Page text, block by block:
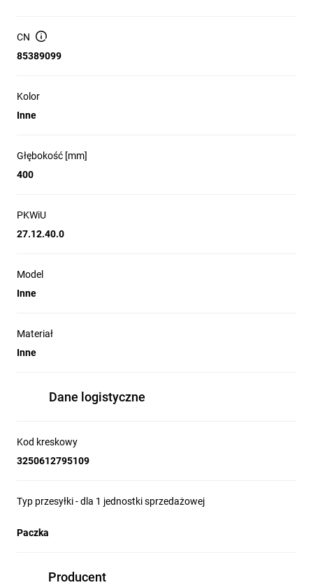
CN
85389099
Kolor
Inne
Głębokość [mm]
400
PKWiU
27.12.40.0
Model
Inne
Materiał
Inne
Dane logistyczne
Kod kreskowy
3250612795109
Typ przesyłki - dla 1 jednostki sprzedażowej
Paczka
Producent